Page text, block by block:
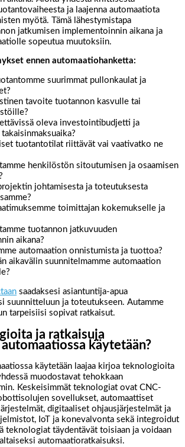
ja laajenna automaatiota
myötä. Tämä lähestymistapa
jatkumisen implementoinnin aikana ja
sopeutua muutoksiin.
ennen automaatiohanketta:
suurimmat pullonkaulat ja
tavoite tuotannon kasvulle tai
oleva investointibudjetti ja
tuotantotilat riittävät vai vaativatko ne
henkilöstön sitoutumisen ja osaamisen
johtamisesta ja toteutuksesta
toimittajan kokemukselle ja
tuotannon jatkuvuuden
aikana?
automaation onnistumista ja tuottoa?
aikavälin suunnitelmamme automaation
saadaksesi asiantuntija-apua
suunnitteluun ja toteutukseen. Autamme
tarpeisiisi sopivat ratkaisut.
ja ratkaisuja
käytetään?
käytetään laajaa kirjoa teknologioita
muodostavat tehokkaan
Keskeisimmät teknologiat ovat CNC-
sovellukset, automaattiset
digitaaliset ohjausjärjestelmät ja
IoT ja konevalvonta sekä integroidut
teknologiat täydentävät toisiaan ja voidaan
automaatioratkaisuksi.